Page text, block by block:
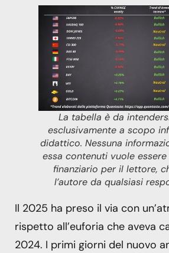
La tabella è da
esclusivamente a scopo
didattico. Nessuna
essa contenuti vuole
finanziario per il lettore,
l’autore da qualsiasi
Il 2025 ha preso il via con
rispetto all’euforia che aveva
2024. I primi giorni del nuovo